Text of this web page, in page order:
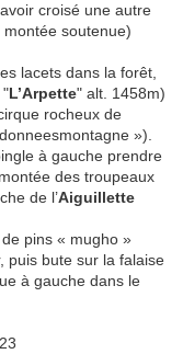
croisé une autre
montée soutenue)
lacets dans la forêt,
"L’Arpette" alt. 1458m)
rocheux de
»).
à gauche prendre
des troupeaux
de l’Aiguillette
pins « mugho »
puis bute sur la falaise
à gauche dans le